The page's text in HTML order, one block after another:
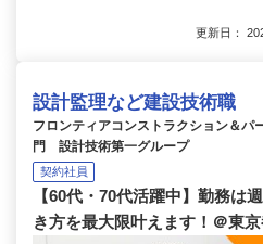
更新日：
設計監理など建設技術職
フロンティアコンストラクション＆
門 設計技術第一グループ
契約社員
【60代・70代活躍中】勤務は
き方を最大限叶えます！＠東